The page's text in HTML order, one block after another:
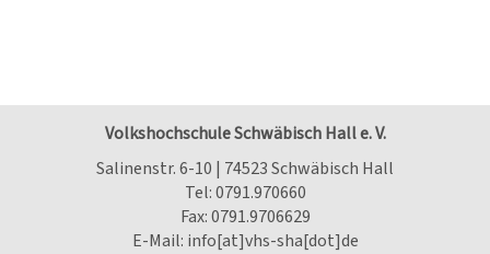
Volkshochschule Schwäbisch Hall e. V.
Salinenstr. 6-10 | 74523 Schwäbisch Hall
Tel:0791.970660
Fax: 0791.9706629
E-Mail: info[at]vhs-sha[dot]de